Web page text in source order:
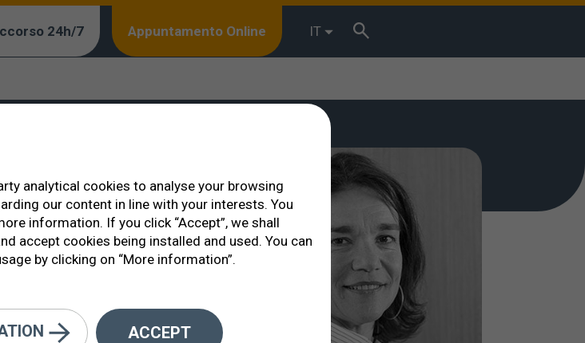
24h/7 Appuntamento Online IT
analytical cookies to analyse your browsing
our content in line with your interests. You
information. If you click “Accept”, we shall
accept cookies being installed and used. You can
by clicking on “More information”.
ACCEPT